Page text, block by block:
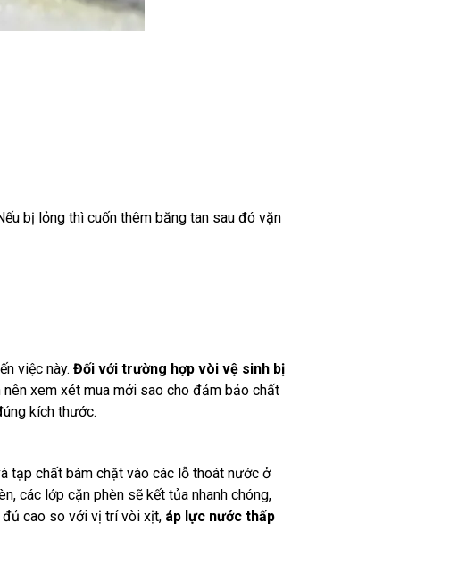
bị lỏng thì cuốn thêm băng tan sau đó vặn
việc này. Đối với trường hợp vòi vệ sinh bị
xem xét mua mới sao cho đảm bảo chất
kích thước.
tạp chất bám chặt vào các lỗ thoát nước ở
các lớp cặn phèn sẽ kết tủa nhanh chóng,
đủ cao so với vị trí vòi xịt, áp lực nước thấp